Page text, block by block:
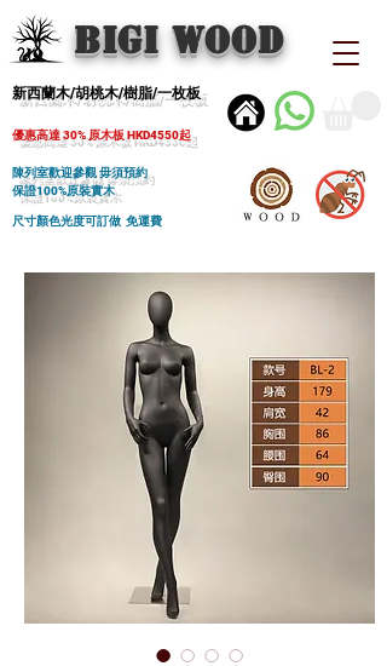
BIGI wood
新西蘭木/胡桃木/樹脂/一枚板
優惠高達 30% 原木板 HKD4550起
陳列室歡迎參觀 毋須預約
保證100%原裝實木
尺寸顏色光度可訂做 免運費